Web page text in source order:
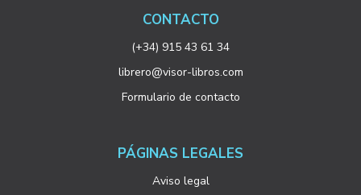
CONTACTO
(+34) 915 43 61 34
librero@visor-libros.com
Formulario de contacto
PÁGINAS LEGALES
Aviso legal